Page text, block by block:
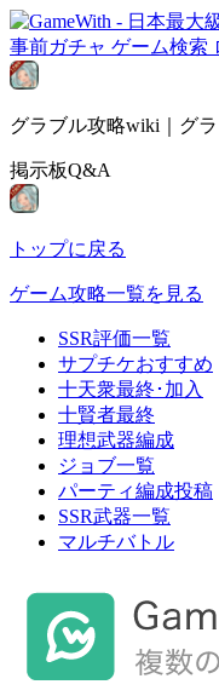
事前ガチャ ゲーム検索
グラブル攻略wiki｜グ
掲示板Q&A
トップに戻る
ゲーム攻略一覧を見る
SSR評価一覧
サプチケおすすめ
十天衆最終･加入
十賢者最終
理想武器編成
ジョブ一覧
パーティ編成投稿
SSR武器一覧
マルチバトル